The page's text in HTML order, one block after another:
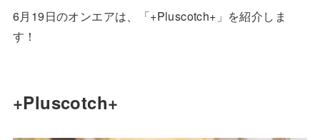
6月19日のオンエアは、「+Pluscotch+」を紹介しま
す！
+Pluscotch+